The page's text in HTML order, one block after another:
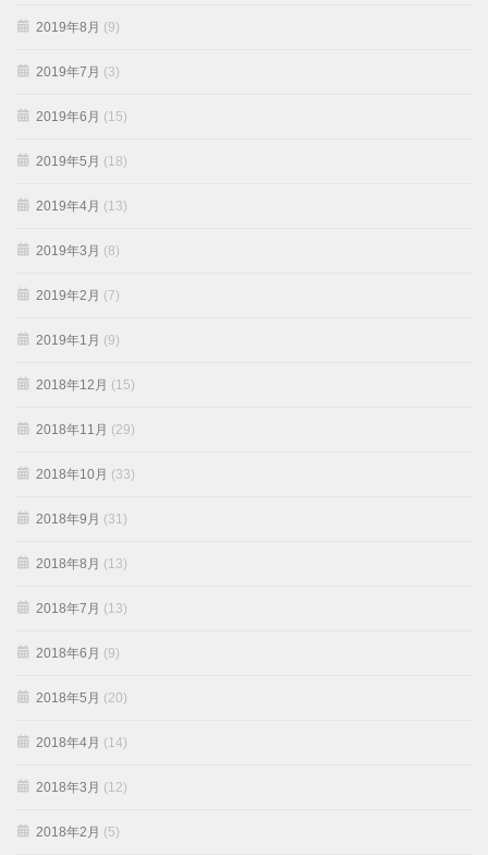
2019年8月 (9)
2019年7月 (3)
2019年6月 (15)
2019年5月 (18)
2019年4月 (13)
2019年3月 (8)
2019年2月 (7)
2019年1月 (9)
2018年12月 (15)
2018年11月 (29)
2018年10月 (33)
2018年9月 (31)
2018年8月 (13)
2018年7月 (13)
2018年6月 (9)
2018年5月 (20)
2018年4月 (14)
2018年3月 (12)
2018年2月 (5)